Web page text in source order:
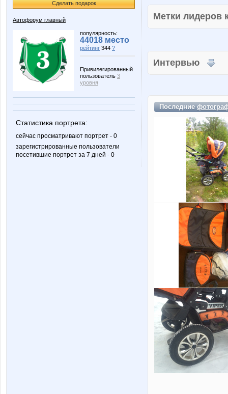
Сделать подарок
Автофорум главный
популярность:
44018 место
рейтинг 344 ?
Привилегированный
пользователь 3
уровня
Статистика портрета:
сейчас просматривают портрет - 0
зарегистрированные пользователи
посетившие портрет за 7 дней - 0
Метки
Интервью
Последние